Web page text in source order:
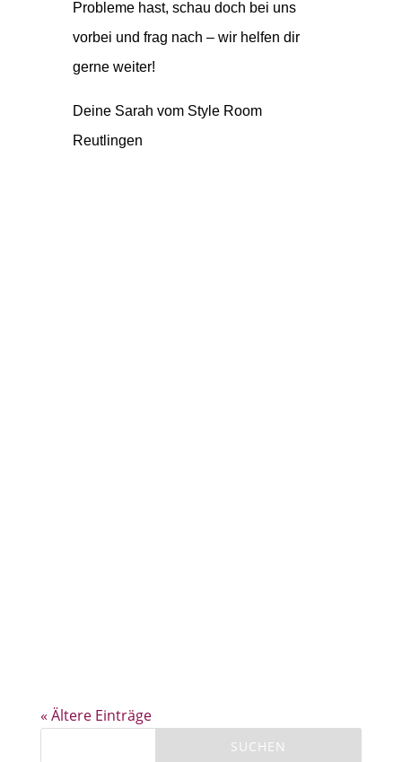
Probleme hast, schau doch bei uns
vorbei und frag nach – wir helfen dir
gerne weiter!
Deine Sarah vom Style Room
Reutlingen
« Ältere Einträge